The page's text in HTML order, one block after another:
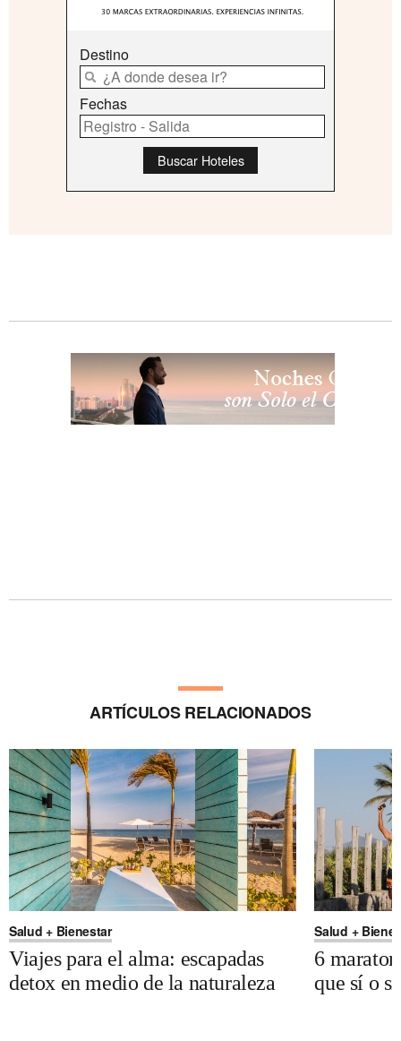
Destino
Fechas
Buscar Hoteles
ARTÍCULOS RELACIONADOS
Salud + Bienestar
Viajes para el alma: escapadas
detox en medio de la naturaleza
Salud +
6
que sí o